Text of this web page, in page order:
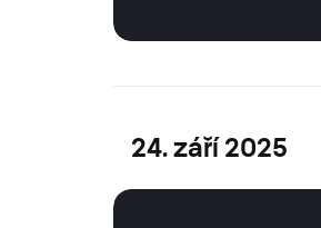
24. září 2025